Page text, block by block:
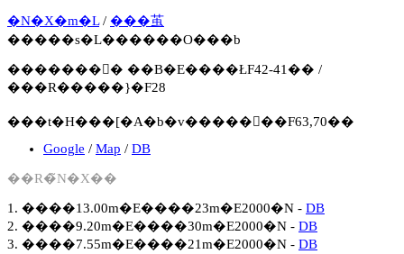
�N�X�m�L/ ���茧
�����s�L������O���b
�������񍐏� ��B�E����ŁF42-41�� /
���R�����}�F28
���t�H���[�A�b�v�����񍐏��F63,70��
Google / Map / DB
��R�̃N�X��
1. ����13.00m�E����23m�E2000�N - DB
2. ����9.20m�E����30m�E2000�N - DB
3. ����7.55m�E����21m�E2000�N - DB